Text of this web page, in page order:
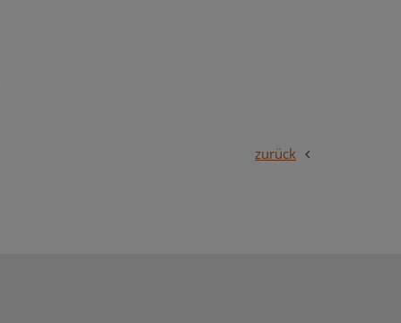
zurück